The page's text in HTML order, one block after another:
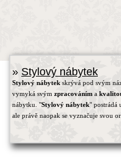
» Stylový nábytek
Stylový nábytek skrývá pod svým
vymyká svým zpracováním a
nábytku. "Stylový nábytek" postrádá
ale právě naopak se vyznačuje svou